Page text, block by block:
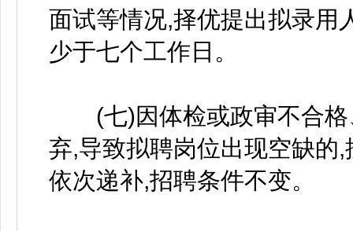
面试等情况,择优提出拟录用
少于七个工作日。
(七)因体检或政审不合格
弃,导致拟聘岗位出现空缺的
依次递补,招聘条件不变。